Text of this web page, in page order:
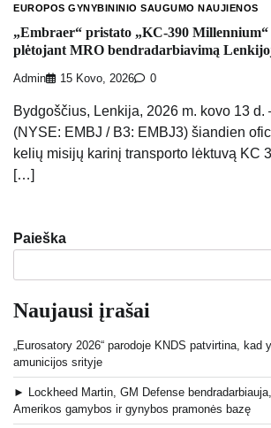
EUROPOS GYNYBININIO SAUGUMO NAUJIENOS
„Embraer“ pristato „KC-390
plėtojant MRO bendradarbiavimą
Admin 15 Kovo, 2026 0
Bydgoščius, Lenkija, 2026 m. kovo 13 d.
(NYSE: EMBJ / B3: EMBJ3) šiandien
kelių misijų karinį transporto lėktuvą KC
[…]
Paieška
Naujausi įrašai
„Eurosatory 2026“ parodoje KNDS patvirtina, kad
amunicijos srityje
► Lockheed Martin, GM Defense
Amerikos gamybos ir gynybos pramonės bazę